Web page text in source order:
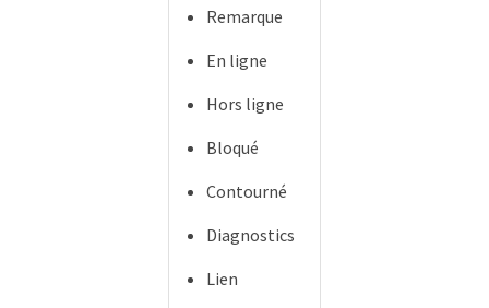
Remarque
En ligne
Hors ligne
Bloqué
Contourné
Diagnostics
Lien